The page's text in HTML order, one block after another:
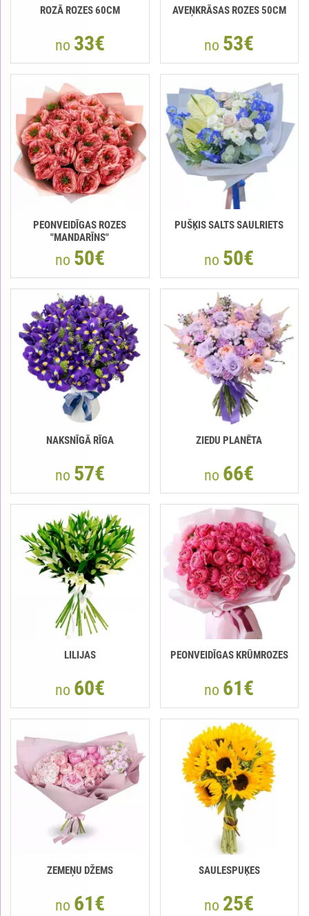
ROZĀ ROZES 60CM
no 33€
AVEŅKRĀSAS ROZES 50CM
no 53€
PEONVEIDĪGAS ROZES
"MANDARĪNS"
no 50€
PUŠĶIS SALTS SAULRIETS
no 50€
NAKSNĪGĀ RĪGA
no 57€
ZIEDU PLANĒTA
no 66€
LILIJAS
no 60€
PEONVEIDĪGAS KRŪMROZES
no 61€
ZEMEŅU DŽEMS
no 61€
SAULESPUĶES
no 25€